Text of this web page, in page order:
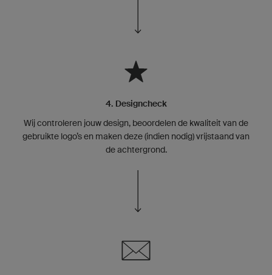
4. Designcheck
Wij controleren jouw design, beoordelen de kwaliteit van de
gebruikte logo’s en maken deze (indien nodig) vrijstaand van
de achtergrond.